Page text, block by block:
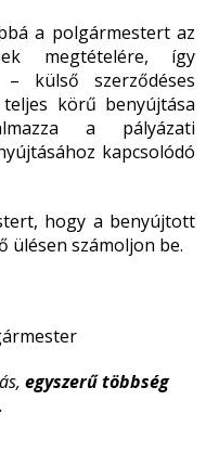
a polgármestert az
megtételére, így
külső szerződéses
körű benyújtása
a pályázati
kapcsolódó
hogy a benyújtott
ülésen számoljon be.
egyszerű többség